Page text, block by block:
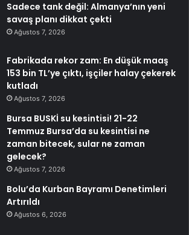
Sadece tank değil: Almanya’nın yeni
savaş planı dikkat çekti
Ağustos 7, 2026
Fabrikada rekor zam: En düşük maaş
153 bin TL’ye çıktı, işçiler halay çekerek
kutladı
Ağustos 7, 2026
Bursa BUSKİ su kesintisi! 21-22
Temmuz Bursa’da su kesintisi ne
zaman bitecek, sular ne zaman
gelecek?
Ağustos 7, 2026
Bolu’da Kurban Bayramı Denetimleri
Artırıldı
Ağustos 6, 2026